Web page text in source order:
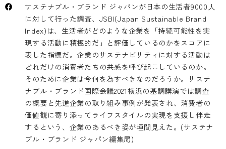
サステナブル・ブランド ジャパンが日本の生活者9000人
に対して行った調査、JSBI(Japan Sustainable Brand
Index)は、生活者がどのような企業を「持続可能性を実
現する活動に積極的だ」と評価しているのかをスコアに
表した指標だ。企業のサステナビリティに対する活動は
どれだけの消費者たちの共感を呼び起こしているのか。
そのために企業は今何を為すべきなのだろうか。サステ
ナブル・ブランド国際会議2021横浜の基調講演では調査
の概要と先進企業の取り組み事例が発表され、消費者の
価値観に寄り添ってライフスタイルの実現を支援し伴走
するという、企業のあるべき姿が垣間見えた。(サステナ
ブル・ブランド ジャパン編集局)